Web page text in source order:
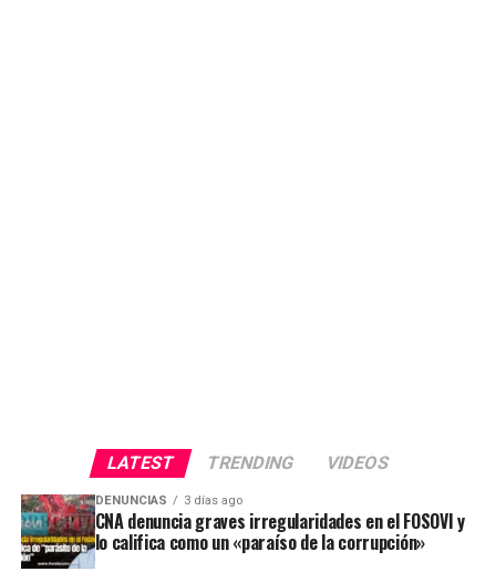
LATEST TRENDING VIDEOS
DENUNCIAS 3 días ago
CNA denuncia graves irregularidades en el FOSOVI y
lo califica como un «paraíso de la corrupción»